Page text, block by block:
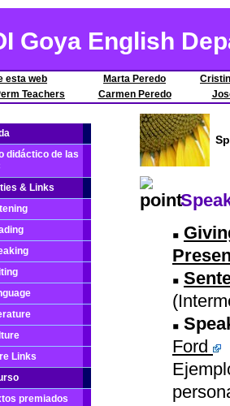
Goya English
esta web Marta Peredo
Teachers
Carmen Peredo
didáctico de las
& Links
Links
premiados
Ford